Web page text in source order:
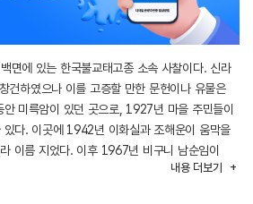
면에 있는 한국불교태고종 소속 사찰이다. 신라
하였으나 이를 고증할 만한 문헌이나 유물은
미륵암이 있던 곳으로, 1927년 마을 주민들이
있다. 이곳에 1942년 이화실과 조해운이 움막을
이름 지었다. 이후 1967년 비구니 남순임이
寺)로 바꾸었고, 1972년 이도륜(李道輪)이 주지로
내용 더보기